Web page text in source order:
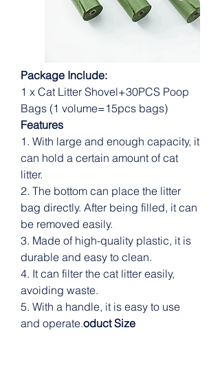
Package Include:
1 x Cat Litter Shovel+30PCS Poop
Bags (1 volume=15pcs bags)
Features
1. With large and enough capacity, it
can hold a certain amount of cat
litter.
2. The bottom can place the litter
bag directly. After being filled, it can
be removed easily.
3. Made of high-quality plastic, it is
durable and easy to clean.
4. It can filter the cat litter easily,
avoiding waste.
5. With a handle, it is easy to use
and operate.oduct Size